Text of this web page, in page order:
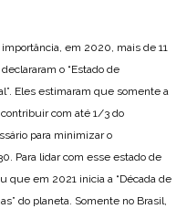
em 2020, mais de 11
o “Estado de
Eles estimaram que somente a
com até 1/3 do
para minimizar o
Para lidar com esse estado de
que em 2021 inicia a “Década de
do planeta. Somente no Brasil,